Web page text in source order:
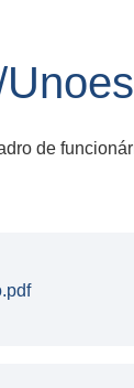
de